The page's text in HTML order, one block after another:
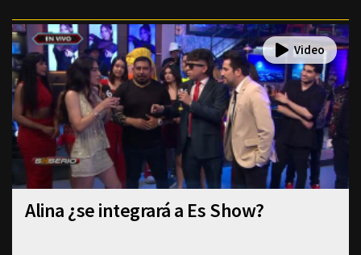
Alina ¿se integrará a Es Show?